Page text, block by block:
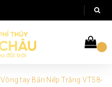
Vòng tay Bản Nếp Trắng VT58-